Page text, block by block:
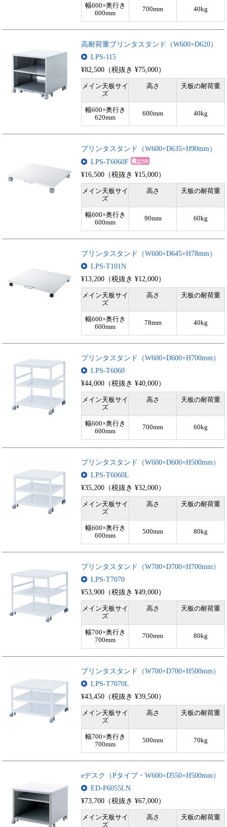
幅600×奥行き
600mm
700mm 40kg
高耐荷重プリンタスタンド（W600×D620）
LPS-115
¥82,500（税抜き ¥75,000）
メイン天板サイ
ズ
高さ 天板の耐荷重
幅600×奥行き
620mm
600mm 40kg
プリンタスタンド（W600×D635×H90mm）
LPS-T6060F
¥16,500（税抜き ¥15,000）
メイン天板サイ
ズ
高さ 天板の耐荷重
幅600×奥行き
600mm
90mm 60kg
プリンタスタンド（W600×D645×H78mm）
LPS-T101N
¥13,200（税抜き ¥12,000）
メイン天板サイ
ズ
高さ 天板の耐荷重
幅600×奥行き
600mm
78mm 40kg
プリンタスタンド（W600×D600×H700mm）
LPS-T6060
¥44,000（税抜き ¥40,000）
メイン天板サイ
ズ
高さ 天板の耐荷重
幅600×奥行き
600mm
700mm 60kg
プリンタスタンド（W600×D600×H500mm）
LPS-T6060L
¥35,200（税抜き ¥32,000）
メイン天板サイ
ズ
高さ 天板の耐荷重
幅600×奥行き
600mm
500mm 80kg
プリンタスタンド（W700×D700×H700mm）
LPS-T7070
¥53,900（税抜き ¥49,000）
メイン天板サイ
ズ
高さ 天板の耐荷重
幅700×奥行き
700mm
700mm 80kg
プリンタスタンド（W700×D700×H500mm）
LPS-T7070L
¥43,450（税抜き ¥39,500）
メイン天板サイ
ズ
高さ 天板の耐荷重
幅700×奥行き
700mm
500mm 70kg
eデスク（Pタイプ・W600×D550×H500mm）
ED-P6055LN
¥73,700（税抜き ¥67,000）
メイン天板サイ
ズ
高さ 天板の耐荷重